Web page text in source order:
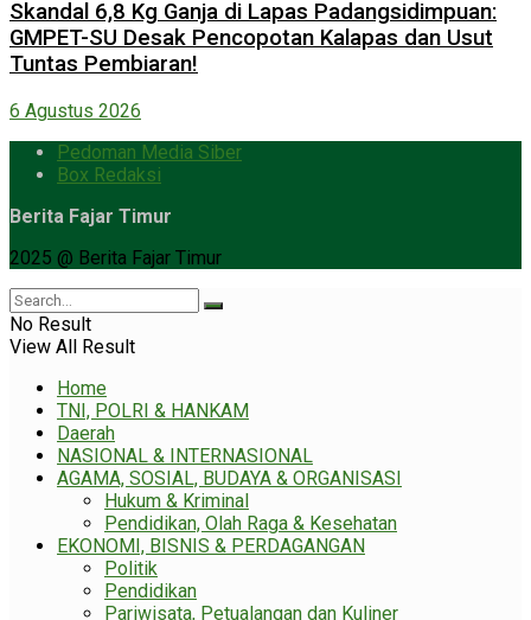
Skandal 6,8 Kg Ganja di Lapas Padangsidimpuan:
GMPET-SU Desak Pencopotan Kalapas dan Usut
Tuntas Pembiaran!
6 Agustus 2026
Pedoman Media Siber
Box Redaksi
Berita Fajar Timur
2025 @ Berita Fajar Timur
No Result
View All Result
Home
TNI, POLRI & HANKAM
Daerah
NASIONAL & INTERNASIONAL
AGAMA, SOSIAL, BUDAYA & ORGANISASI
Hukum & Kriminal
Pendidikan, Olah Raga & Kesehatan
EKONOMI, BISNIS & PERDAGANGAN
Politik
Pendidikan
Pariwisata, Petualangan dan Kuliner